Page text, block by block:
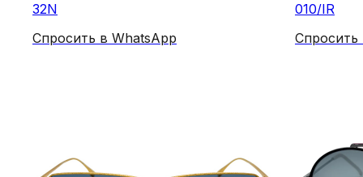
32N
Спросить в WhatsApp
010/IR
Спросить